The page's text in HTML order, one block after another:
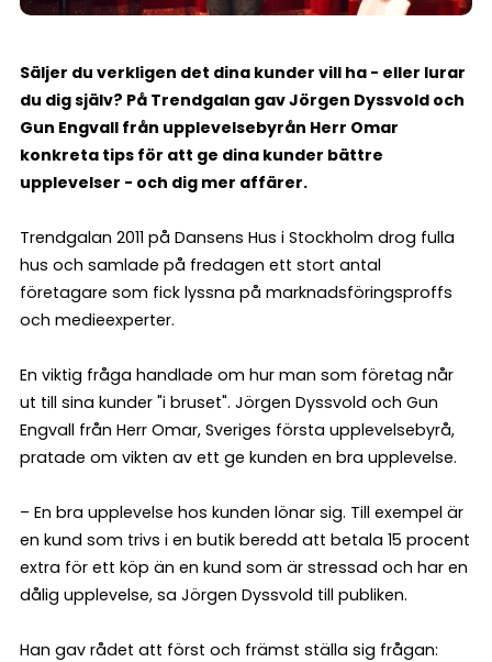
Säljer du verkligen det dina kunder vill ha - eller lurar
du dig själv? På Trendgalan gav Jörgen Dyssvold och
Gun Engvall från upplevelsebyrån Herr Omar
konkreta tips för att ge dina kunder bättre
upplevelser - och dig mer affärer.
Trendgalan 2011 på Dansens Hus i Stockholm drog fulla
hus och samlade på fredagen ett stort antal
företagare som fick lyssna på marknadsföringsproffs
och medieexperter.
En viktig fråga handlade om hur man som företag når
ut till sina kunder "i bruset". Jörgen Dyssvold och Gun
Engvall från Herr Omar, Sveriges första upplevelsebyrå,
pratade om vikten av ett ge kunden en bra upplevelse.
– En bra upplevelse hos kunden lönar sig. Till exempel är
en kund som trivs i en butik beredd att betala 15 procent
extra för ett köp än en kund som är stressad och har en
dålig upplevelse, sa Jörgen Dyssvold till publiken.
Han gav rådet att först och främst ställa sig frågan: